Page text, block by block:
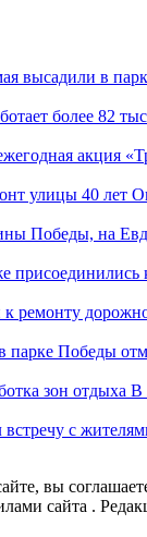
высадили в
более 82
акция
улицы 40 лет
Победы, на
присоединились
ремонту
парке Победы
зон отдыха
с
вы
сайта .